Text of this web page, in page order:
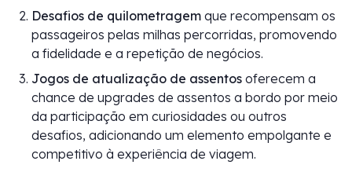
Desafios de quilometragem que recompensam os
passageiros pelas milhas percorridas, promovendo
a fidelidade e a repetição de negócios.
Jogos de atualização de assentos oferecem a
chance de upgrades de assentos a bordo por meio
da participação em curiosidades ou outros
desafios, adicionando um elemento empolgante e
competitivo à experiência de viagem.